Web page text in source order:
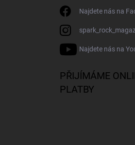
Najdete nás na
Najdete nás na
PŘIJÍMÁME
PLATBY